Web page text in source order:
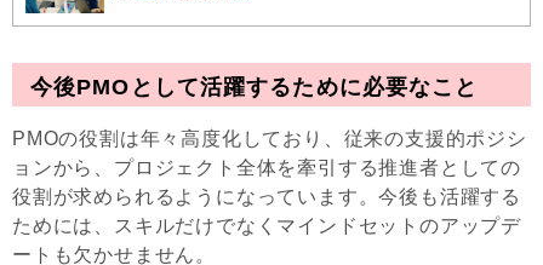
今後PMOとして活躍するために必要なこと
PMOの役割は年々高度化しており、従来の支援的ポジシ
ョンから、プロジェクト全体を牽引する推進者としての
役割が求められるようになっています。今後も活躍する
ためには、スキルだけでなくマインドセットのアップデ
ートも欠かせません。